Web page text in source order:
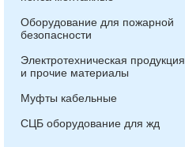
Оборудование для пожарной
безопасности
Электротехническая продукция
и прочие материалы
Муфты кабельные
СЦБ оборудование для жд